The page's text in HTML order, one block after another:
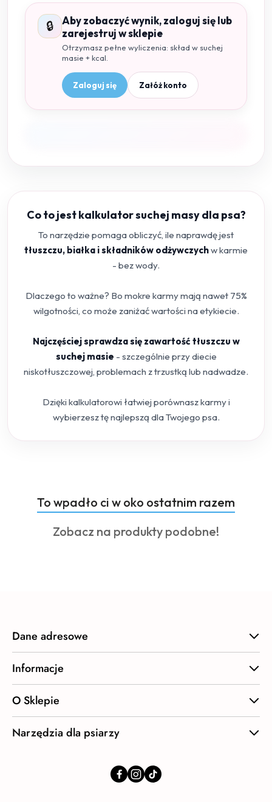
🔒
Aby zobaczyć wynik, zaloguj się lub
zarejestruj w sklepie
Otrzymasz pełne wyliczenia: skład w suchej
masie + kcal.
Zaloguj się Załóż konto
Co to jest kalkulator suchej masy dla psa?
To narzędzie pomaga obliczyć, ile naprawdę jest
tłuszczu, białka i składników odżywczychw karmie
- bez wody.
Dlaczego to ważne? Bo mokre karmy mają nawet 75%
wilgotności, co może zaniżać wartości na etykiecie.
Najczęściej sprawdza się zawartość tłuszczu w
suchej masie - szczególnie przy diecie
niskotłuszczowej, problemach z trzustką lub nadwadze.
Dzięki kalkulatorowi łatwiej porównasz karmy i
wybierzesz tę najlepszą dla Twojego psa.
Pomiń karuzelę produktów
Produkty
o
statusie:
To wpadło ci w oko ostatnim razem
Produkty
Zobacz na produkty podobne!
Dane adresowe
Informacje
O Sklepie
Narzędzia dla psiarzy